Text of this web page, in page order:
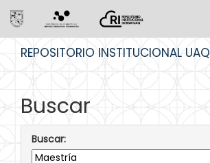
REPOSITORIO INSTITUCIONAL UAQ
Buscar
Buscar: